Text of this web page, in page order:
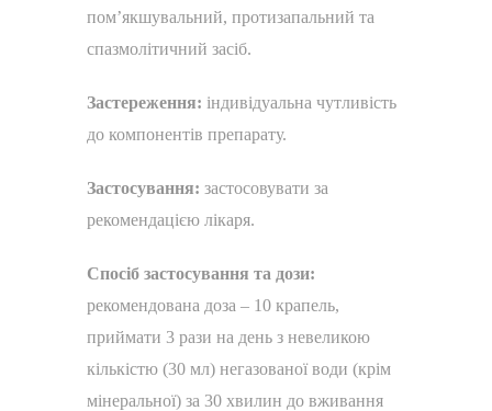
пом’якшувальний, протизапальний та
спазмолітичний засіб.
Застереження: індивідуальна чутливість
до компонентів препарату.
Застосування: застосовувати за
рекомендацією лікаря.
Спосіб застосування та дози:
рекомендована доза – 10 крапель,
приймати 3 рази на день з невеликою
кількістю (30 мл) негазованої води (крім
мінеральної) за 30 хвилин до вживання